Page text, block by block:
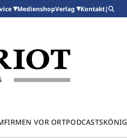
MedienshopVerlag Kontakt|
FIRMEN VOR ORTPODCASTS